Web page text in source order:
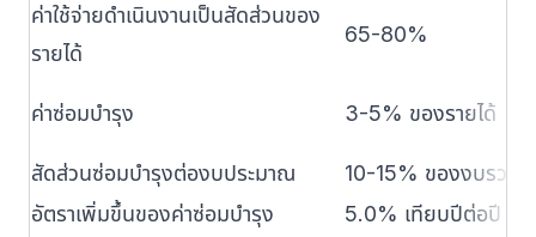
ค่าใช้จ่ายดำเนินงานเป็นสัดส่วนของ
รายได้
65-80%
ค่าซ่อมบำรุง 3-5% ของรายได้
สัดส่วนซ่อมบำรุงต่องบประมาณ
10-15% ของงบรวม
อัตราเพิ่มขึ้นของค่าซ่อมบำรุง
5.0% เทียบปีต่อปี